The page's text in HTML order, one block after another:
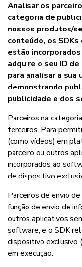
Analisar os
categoria de
nossos produtos/
conteúdo, os
estão
adquire o seu ID
para analisar a sua
demonstrando
publicidade e dos
Parceiros na
terceiros. Para
(como vídeos) em
parceiro ou outros
incorporados ao
de dispositivo
Parceiros de envio
função de envio de
outros aplicativos
software, e o SDK
dispositivo exclusivo
em execução.